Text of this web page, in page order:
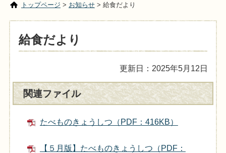
トップページ > お知らせ> 給食だより
給食だより
更新日：2025年5月12日
関連ファイル
たべものきょうしつ（PDF：416KB）
【５月版】たべものきょうしつ（PDF：